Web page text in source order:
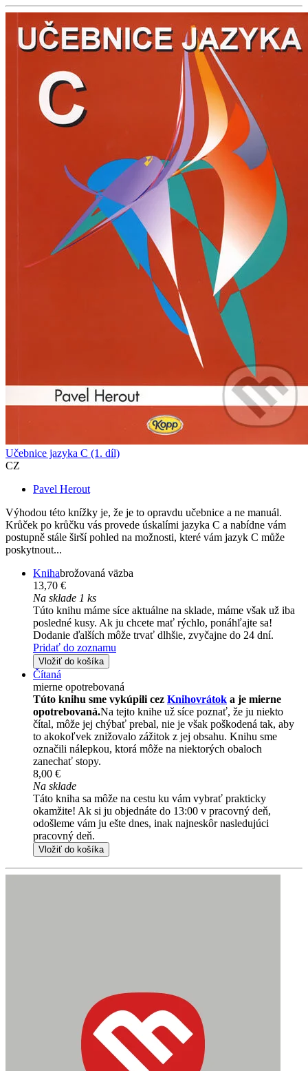
Učebnice jazyka C (1. díl)
CZ
Pavel Herout
Výhodou této knížky je, že je to opravdu učebnice a ne manuál.
Krůček po krůčku vás provede úskalími jazyka C a nabídne vám
postupně stále širší pohled na možnosti, které vám jazyk C může
poskytnout...
Knihabrožovaná väzba
13,70 €
Na sklade 1 ks
Túto knihu máme síce aktuálne na sklade, máme však už iba
posledné kusy. Ak ju chcete mať rýchlo, ponáhľajte sa!
Dodanie ďalších môže trvať dlhšie, zvyčajne do 24 dní.
Pridať do zoznamu
Vložiť do košíka
Čítaná
mierne opotrebovaná
Túto knihu sme vykúpili cez Knihovrátok a je mierne
opotrebovaná.Na tejto knihe už síce poznať, že ju niekto
čítal, môže jej chýbať prebal, nie je však poškodená tak, aby
to akokoľvek znižovalo zážitok z jej obsahu. Knihu sme
označili nálepkou, ktorá môže na niektorých obaloch
zanechať stopy.
8,00 €
Na sklade
Táto kniha sa môže na cestu ku vám vybrať prakticky
okamžite! Ak si ju objednáte do 13:00 v pracovný deň,
odošleme vám ju ešte dnes, inak najneskôr nasledujúci
pracovný deň.
Vložiť do košíka